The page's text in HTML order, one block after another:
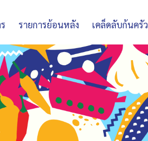
รายการย้อนหลัง เคล็ดลับก้นครัว